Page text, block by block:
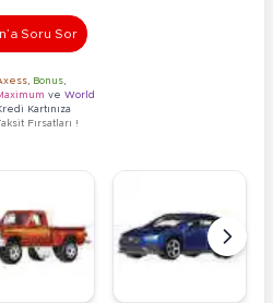
Soru Sor
Bonus
ve World
Kartınıza
Fırsatları !